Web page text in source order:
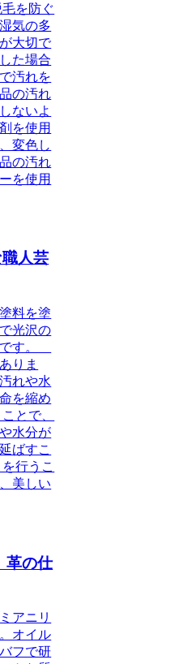
を防ぐ
気の多
大切で
た場合
汚れを
の汚れ
ないよ
を使用
変色し
の汚れ
を使用
人芸
料を塗
光沢の
です。
りま
れや水
を縮め
とで、
水分が
ばすこ
行うこ
美しい
革の仕
アニリ
オイル
フで研